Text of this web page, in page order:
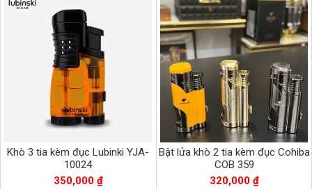
Khò 3 tia kèm đục Lubinki YJA-
10024
350,000 ₫
Bật lửa khò 2 tia kèm đục Cohiba
COB 359
320,000 ₫